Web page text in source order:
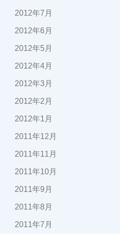
2012年7月
2012年6月
2012年5月
2012年4月
2012年3月
2012年2月
2012年1月
2011年12月
2011年11月
2011年10月
2011年9月
2011年8月
2011年7月